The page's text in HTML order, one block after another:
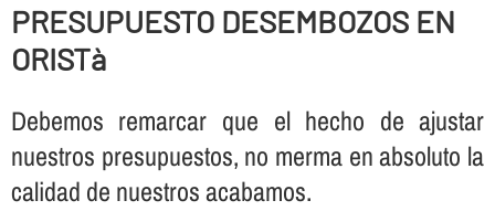
PRESUPUESTO DESEMBOZOS EN
ORISTà
Debemos remarcar que el hecho de ajustar
nuestros presupuestos, no merma en absoluto la
calidad de nuestros acabamos.